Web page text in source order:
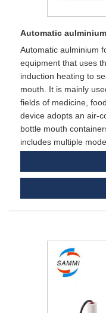
Automatic
Automatic aulminium
equipment that uses
induction heating to
mouth. It is mainly
fields of medicine,
device adopts an air-
bottle mouth
includes multiple